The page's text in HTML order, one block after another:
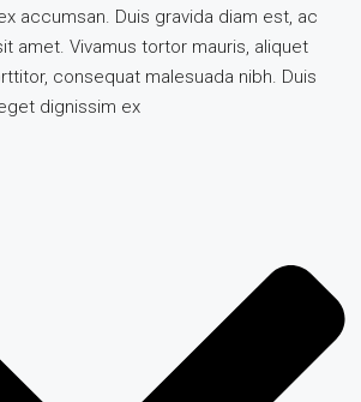
accumsan. Duis gravida diam est, ac
amet. Vivamus tortor mauris, aliquet
consequat malesuada nibh. Duis
dignissim ex